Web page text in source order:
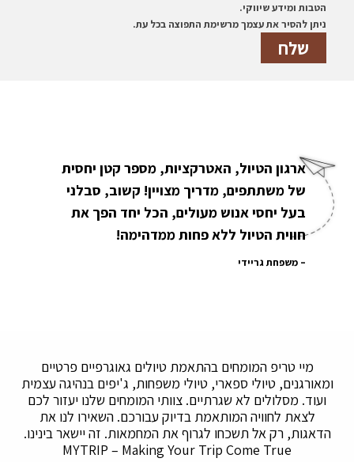
הטבות ומידע שיווקי.
ניתן להסיר את עצמך מרשימת התפוצה בכל עת.
ארגון הטיול, האטרקציות, מספר קטן יחסית
של משתתפים, מדריך מצויין! קשוב, סבלני
בעל יחסי אנוש מעולים, הכל יחד הפך את
חווית הטיול ללא פחות ממדהימה!
משפחת גריידי
מיי טריפ המומחים בהתאמת טיולים גאוגרפיים פרטיים
ומאורגנים, טיולי ספארי, טיולי משפחות, ג'יפים בנהיגה עצמית
ועוד. מסלולים לא שגרתיים. צוותי המומחים שלנו יעזור לכם
לצאת לחוויה המותאמת בדיוק עבורכם. השאירו לנו את
הדאגות, רק אל תשכחו לגרוף את המחמאות. זה יישאר בינינו.
MYTRIP – Making Your Trip Come True